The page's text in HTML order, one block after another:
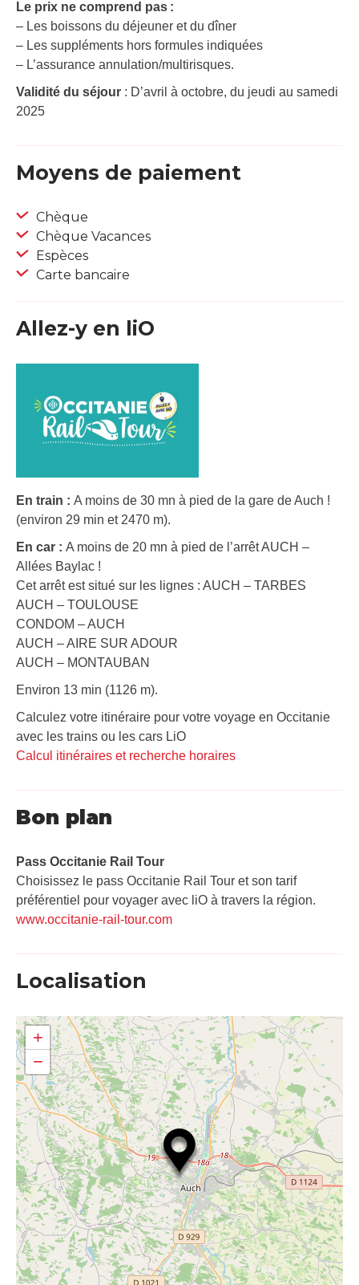
Le prix ne comprend pas :
– Les boissons du déjeuner et du dîner
– Les suppléments hors formules indiquées
– L’assurance annulation/multirisques.
Validité du séjour : D’avril à octobre, du jeudi au samedi
2025
Moyens de paiement
Chèque
Chèque Vacances
Espèces
Carte bancaire
Allez-y en liO
En train : A moins de 30 mn à pied de la gare de Auch !
(environ 29 min et 2470 m).
En car : A moins de 20 mn à pied de l’arrêt AUCH –
Allées Baylac !
Cet arrêt est situé sur les lignes : AUCH – TARBES
AUCH – TOULOUSE
CONDOM – AUCH
AUCH – AIRE SUR ADOUR
AUCH – MONTAUBAN
Environ 13 min (1126 m).
Calculez votre itinéraire pour votre voyage en Occitanie
avec les trains ou les cars LiO
Calcul itinéraires et recherche horaires
Bon plan
Pass Occitanie Rail Tour​
Choisissez le pass Occitanie Rail Tour et son tarif
préférentiel pour voyager avec liO à travers la région.
www.occitanie-rail-tour.com
Localisation
+
−